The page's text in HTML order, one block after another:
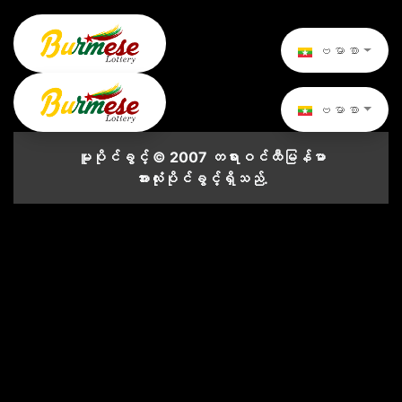
ဗမာစာ
ဗမာစာ
မူပိုင်ခွင့် © 2007 တရားဝင်ထီမြန်မာ
အားလုံးပိုင်ခွင့်ရှိသည်.